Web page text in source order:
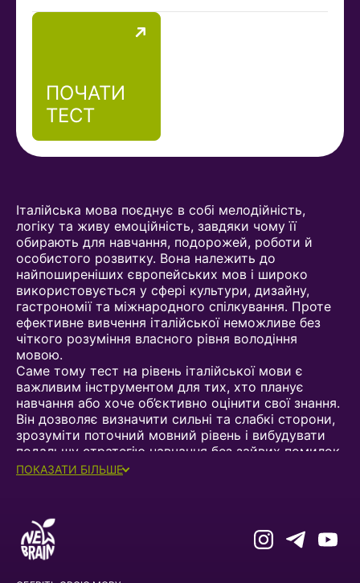
ПОЧАТИ
ТЕСТ
Італійська мова поєднує в собі мелодійність,
логіку та живу емоційність, завдяки чому її
обирають для навчання, подорожей, роботи й
особистого розвитку. Вона належить до
найпоширеніших європейських мов і широко
використовується у сфері культури, дизайну,
гастрономії та міжнародного спілкування. Проте
ефективне вивчення італійської неможливе без
чіткого розуміння власного рівня володіння
мовою.
Саме тому тест на рівень італійської мови є
важливим інструментом для тих, хто планує
навчання або хоче об’єктивно оцінити свої знання.
Він дозволяє визначити сильні та слабкі сторони,
зрозуміти поточний мовний рівень і вибудувати
подальшу стратегію навчання без зайвих помилок
і втрати часу.
РІВЕНЬ ІТАЛІЙСЬКОЇ МОВИ
Перед початком занять або зміною навчальної
програми важливо мати реальне уявлення про
ПОКАЗАТИ БІЛЬШЕ